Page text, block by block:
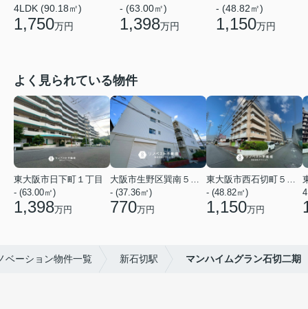
4LDK (90.18㎡)
1,750万円
- (63.00㎡)
1,398万円
- (48.82㎡)
1,150万円
よく見られている物件
東大阪市日下町１丁目
- (63.00㎡)
1,398万円
- (37.36㎡)
770万円
- (48.82㎡)
1,150万円
ベーション物件一覧 新石切駅 マンハイムグラン石切二期